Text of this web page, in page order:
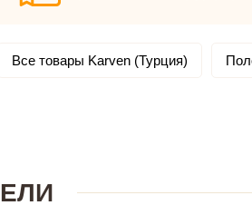
Все товары Karven (Турция)